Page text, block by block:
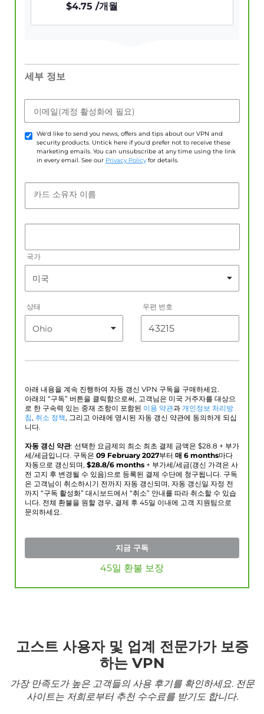
$4.75 /개월
세부 정보
이메일(계정 활성화에 필요)
We'd like to send you news, offers and tips about our VPN and
security products. Untick here if you'd prefer not to receive these
marketing emails. You can unsubscribe at any time using the link
in every email. See our Privacy Policy for details.
카드 소유자 이름
국가
상태 우편 번호
아래 내용을 계속 진행하여 자동 갱신 VPN 구독을 구매하세요.
아래의 “구독” 버튼을 클릭함으로써, 고객님은 미국 거주자를 대상으
로 한 구속력 있는 중재 조항이 포함된 이용 약관과 개인정보 처리방
침, 취소 정책, 그리고 아래에 명시된 자동 갱신 약관에 동의하게 되십
니다.
자동 갱신 약관: 선택한 요금제의 최소 최초 결제 금액은 $28.8 + 부가
세/세금입니다. 구독은 09 February 2027부터 매 6 months마다
자동으로 갱신되며, $28.8/6 months + 부가세/세금(갱신 가격은 사
전 고지 후 변경될 수 있음)으로 등록된 결제 수단에 청구됩니다. 구독
은 고객님이 취소하시기 전까지 자동 갱신되며, 자동 갱신일 자정 전
까지 “구독 활성화” 대시보드에서 “취소” 안내를 따라 취소할 수 있습
니다. 전체 환불을 원할 경우, 결제 후 45일 이내에 고객 지원팀으로
문의하세요.
지금 구독
45일 환불 보장
고스트 사용자 및 업계 전문가가 보증
하는 VPN
가장 만족도가 높은 고객들의 사용 후기를 확인하세요. 전문
사이트는 저희로부터 추천 수수료를 받기도 합니다.